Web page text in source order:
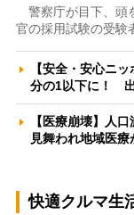
警察庁が目下、頭
官の採用試験の受
【安全・安心ニ
分の1以下に！
【医療崩壊】人
見舞われ地域医
快適クルマ生